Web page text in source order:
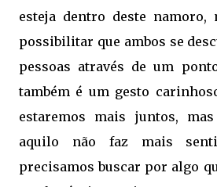
esteja dentro deste namoro,
possibilitar que ambos se
pessoas através de um
também é um gesto
estaremos mais juntos,
aquilo não faz mais
precisamos buscar por algo